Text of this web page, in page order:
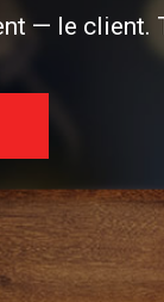
— le client.